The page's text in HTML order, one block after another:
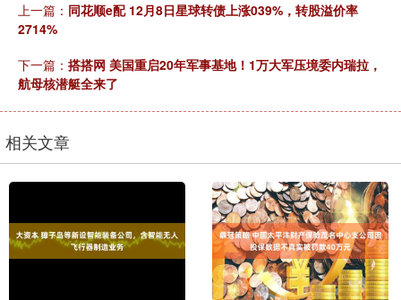
上一篇： 同花顺e配 12月8日星球转债上涨039%，转股溢价率
2714%
下一篇： 搭搭网 美国重启20年军事基地！1万大军压境委内瑞拉，
航母核潜艇全来了
相关文章